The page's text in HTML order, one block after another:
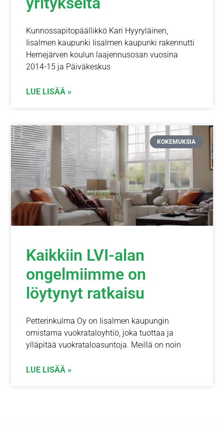
Kunnossapitopäällikkö Kari Hyyryläinen,
Iisalmen kaupunki Iisalmen kaupunki rakennutti
Hernejärven koulun laajennusosan vuosina
2014-15 ja Päiväkeskus
LUE LISÄÄ »
KOKEMUKSIA
Kaikkiin LVI-alan
ongelmiimme on
löytynyt ratkaisu
Petterinkulma Oy on Iisalmen kaupungin
omistama vuokrataloyhtiö, joka tuottaa ja
ylläpitää vuokrataloasuntoja. Meillä on noin
LUE LISÄÄ »